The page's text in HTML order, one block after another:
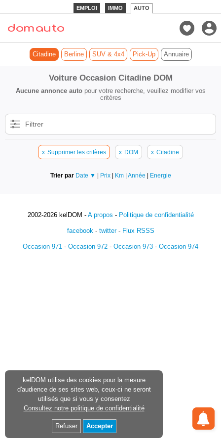
EMPLOI IMMO AUTO
Citadine Berline SUV & 4x4 Pick-Up Annuaire
Voiture Occasion Citadine DOM
Aucune annonce autopour votre recherche, veuillez modifier vos
critères
Filtrer
x Supprimer les critères x DOM x Citadine
Trier par Date ▼ | Prix | Km | Année | Energie
2002-2026 kelDOM - A propos - Politique de confidentialité
facebook- twitter- Flux RSSS
Occasion 971 - Occasion 972 - Occasion 973 - Occasion 974
kelDOM utilise des cookies pour la mesure
d'audience de ses sites web, ceux-ci ne seront
utilisés que si vous y consentez
Consultez notre politique de confidentialité
Refuser Accepter